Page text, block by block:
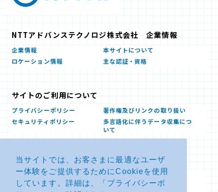
当サイトでは、お客さまに最適なユーザ
ー体験をご提供するためにCookieを使用
しています。詳細は、「 プライバシーポ
NTTアドバンステクノロジ株式会社 企業情報
企業情報
本サイトについて
ロケーション情報
主な認証・資格
サイトのご利用について
プライバシーポリシー
著作権及びリンクの取り扱い
セキュリティポリシー
多言語化に伴うデータ収集につ
いて
お問い合せ
よくあるお問い合わせFAQ
SDSダウンロード
製品・サービスに関する重要な
その他のお問い合わせ